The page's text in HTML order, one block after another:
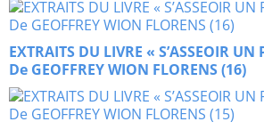
EXTRAITS DU LIVRE « S’ASSEOIR UN
De GEOFFREY WION FLORENS (16)